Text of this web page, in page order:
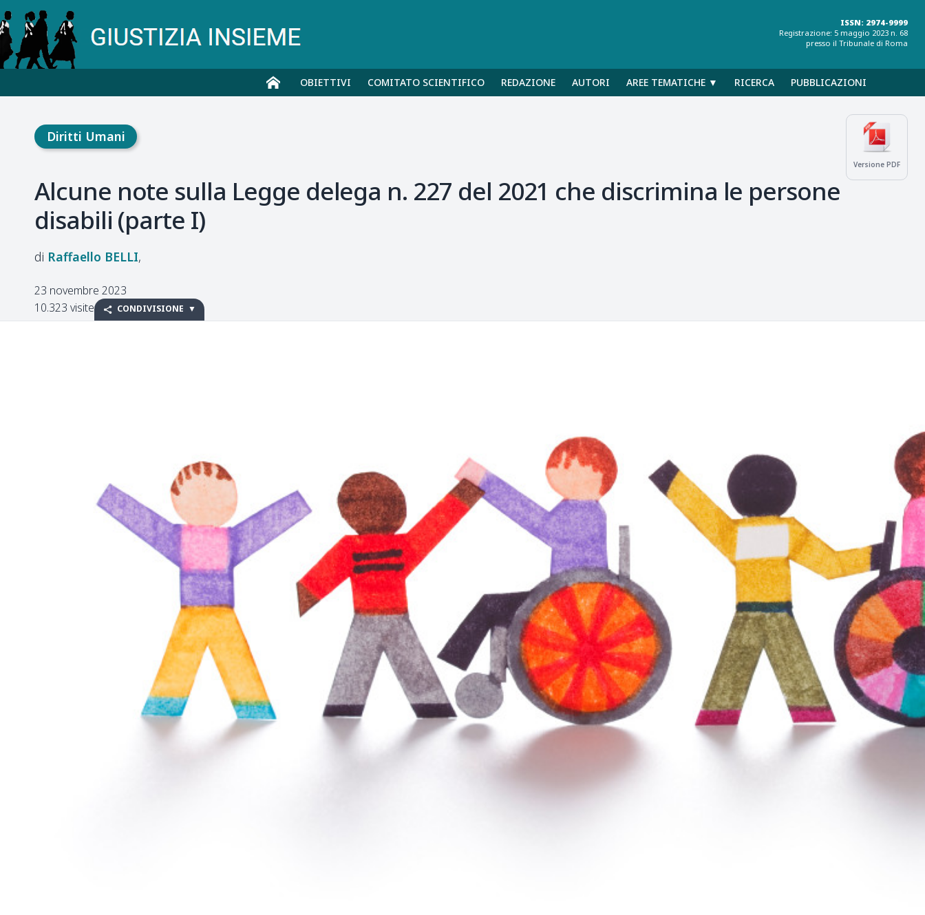
ISSN: 2974-9999
Registrazione: 5 maggio 2023 n. 68
presso il Tribunale di Roma
OBIETTIVI COMITATO SCIENTIFICO REDAZIONE AUTORI AREE TEMATICHE ▼ RICERCA PUBBLICAZIONI
Versione PDF
Diritti Umani
Alcune note sulla Legge delega n. 227 del 2021 che discrimina le persone
disabili (parte I)
Raffaello BELLI
23 novembre 2023
10.323 visite
CONDIVISIONE